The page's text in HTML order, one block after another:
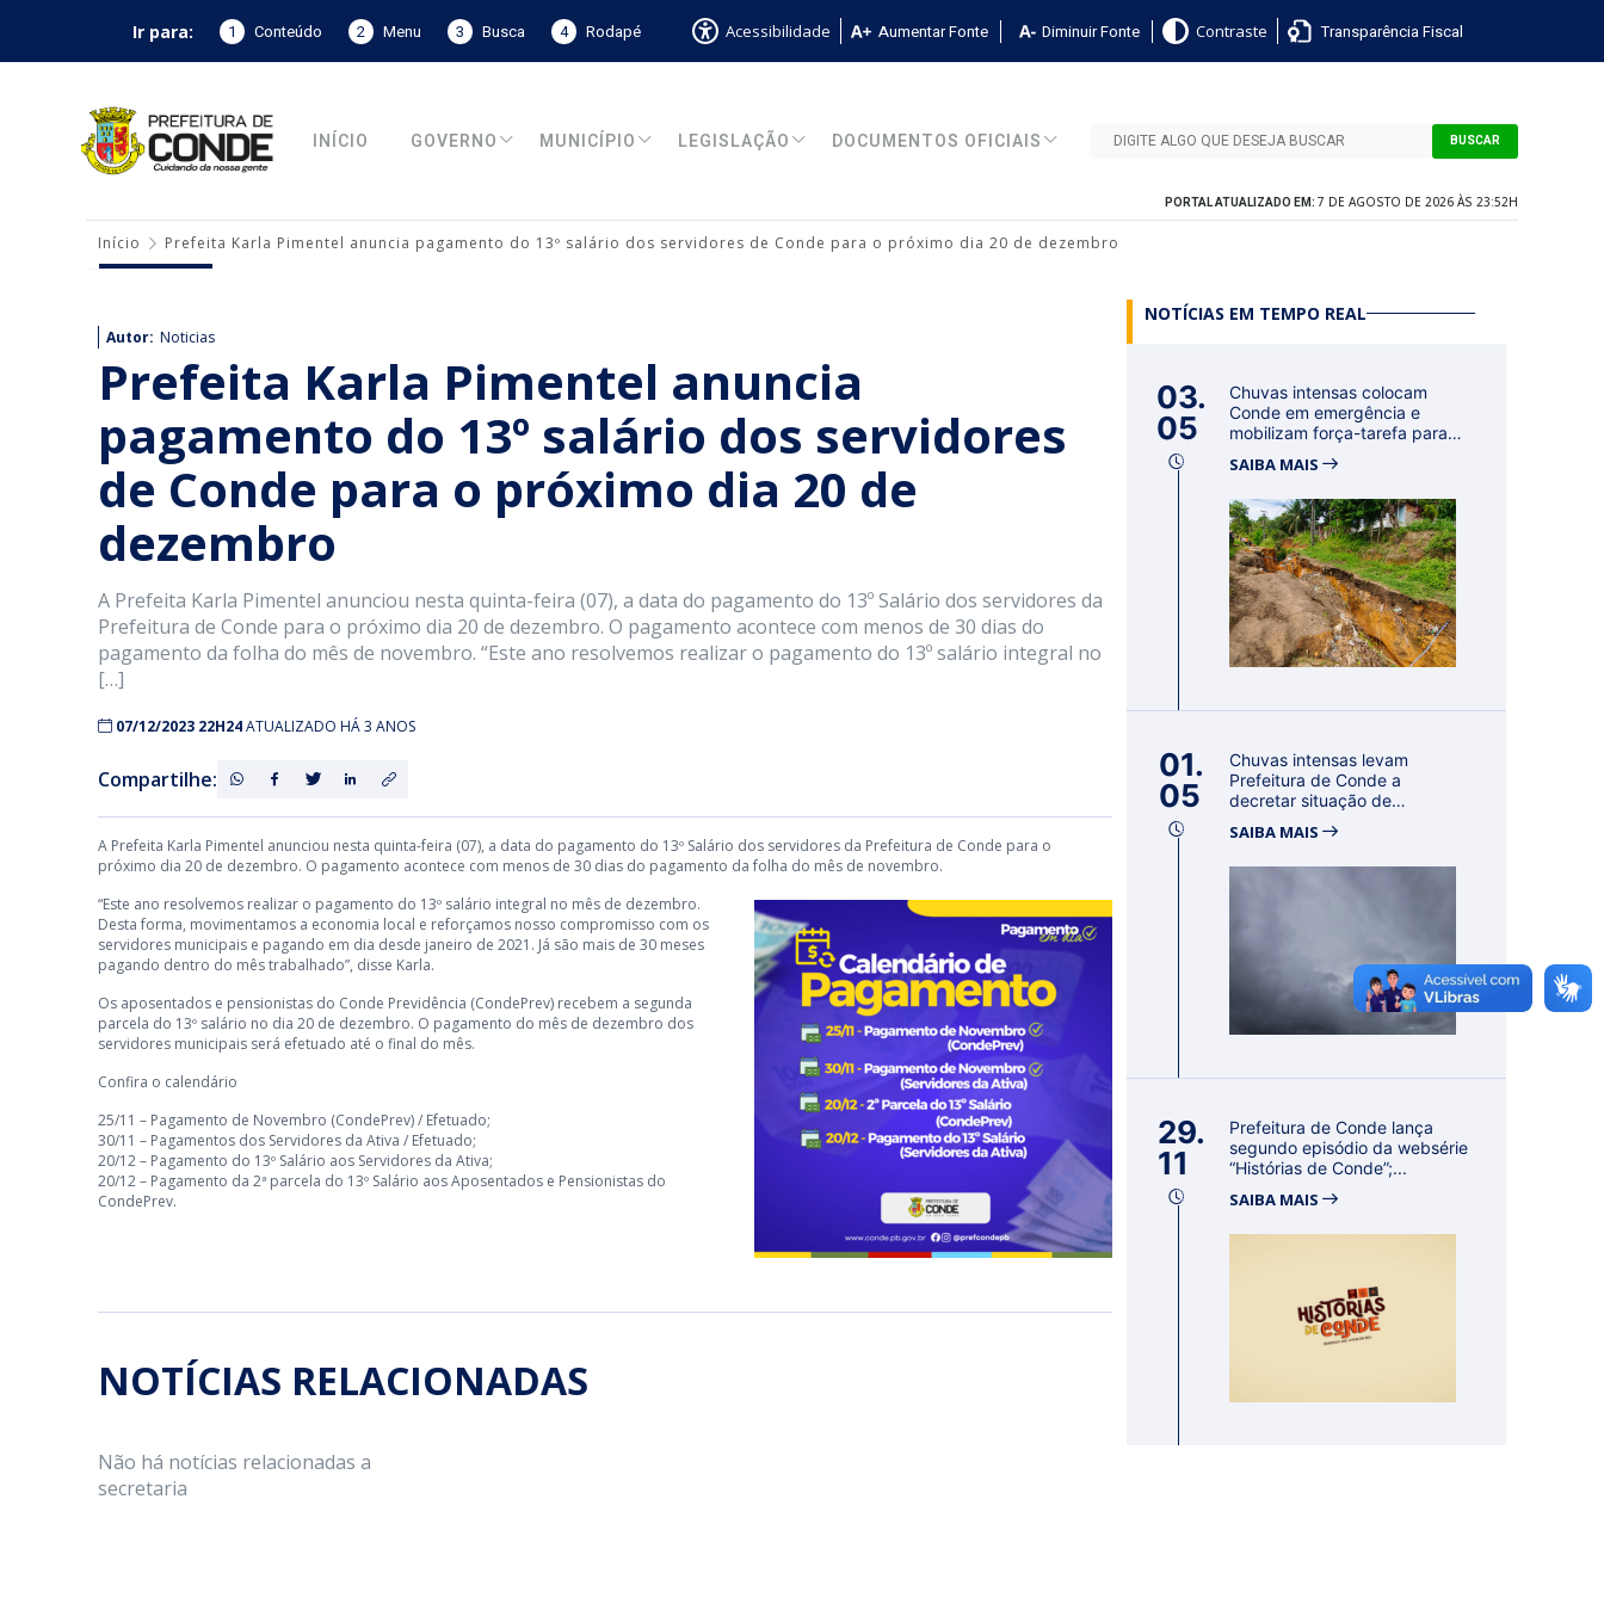
Ir para: 1 Conteúdo 2 Menu 3 Busca 4 Rodapé Acessibilidade Aumentar Fonte Diminuir Fonte Contraste Transparência Fiscal
INÍCIO GOVERNO MUNICÍPIO LEGISLAÇÃO DOCUMENTOS OFICIAIS BUSCAR
PORTAL ATUALIZADO EM: 7 DE AGOSTO DE 2026 ÀS 23:52H
Início Prefeita Karla Pimentel anuncia pagamento do 13º salário dos servidores de Conde para o próximo dia 20 de dezembro
Autor: Noticias
Prefeita Karla Pimentel anuncia
pagamento do 13º salário dos servidores
de Conde para o próximo dia 20 de
dezembro
A Prefeita Karla Pimentel anunciou nesta quinta-feira (07), a data do pagamento do 13º Salário dos servidores da
Prefeitura de Conde para o próximo dia 20 de dezembro. O pagamento acontece com menos de 30 dias do
pagamento da folha do mês de novembro. “Este ano resolvemos realizar o pagamento do 13º salário integral no
[…]
07/12/2023 22H24ATUALIZADO HÁ 3 ANOS
Compartilhe:
A Prefeita Karla Pimentel anunciou nesta quinta-feira (07), a data do pagamento do 13º Salário dos servidores da Prefeitura de Conde para o
próximo dia 20 de dezembro. O pagamento acontece com menos de 30 dias do pagamento da folha do mês de novembro.
“Este ano resolvemos realizar o pagamento do 13º salário integral no mês de dezembro.
Desta forma, movimentamos a economia local e reforçamos nosso compromisso com os
servidores municipais e pagando em dia desde janeiro de 2021. Já são mais de 30 meses
pagando dentro do mês trabalhado”, disse Karla.
Os aposentados e pensionistas do Conde Previdência (CondePrev) recebem a segunda
parcela do 13º salário no dia 20 de dezembro. O pagamento do mês de dezembro dos
servidores municipais será efetuado até o final do mês.
Confira o calendário
25/11 – Pagamento de Novembro (CondePrev) / Efetuado;
30/11 – Pagamentos dos Servidores da Ativa / Efetuado;
20/12 – Pagamento do 13º Salário aos Servidores da Ativa;
20/12 – Pagamento da 2ª parcela do 13º Salário aos Aposentados e Pensionistas do
CondePrev.
NOTÍCIAS RELACIONADAS
Não há notícias relacionadas a
secretaria
NOTÍCIAS EM TEMPO REAL
03.
05
Chuvas intensas colocam
Conde em emergência e
mobilizam força-tarefa para
SAIBA MAIS
01.
05
Chuvas intensas levam
Prefeitura de Conde a
decretar situação de
SAIBA MAIS
29.
11
Prefeitura de Conde lança
segundo episódio da websérie
“Histórias de Conde”;...
SAIBA MAIS